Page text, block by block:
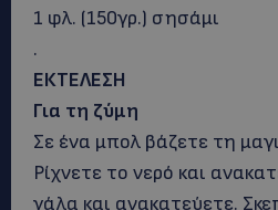
1 φλ. (150γρ.) σησάμι
.
ΕΚΤΕΛΕΣΗ
Για τη ζύμη
Σε ένα μπολ βάζετε τη
Ρίχνετε το νερό και
γάλα και ανακατεύετε.